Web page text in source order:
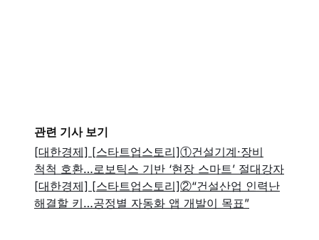
관련 기사 보기
[대한경제] [스타트업스토리]①건설기계·장비
척척 호환…로보틱스 기반 ‘현장 스마트’ 절대강자
[대한경제] [스타트업스토리]②“건설산업 인력난
해결할 키…공정별 자동화 앱 개발이 목표”